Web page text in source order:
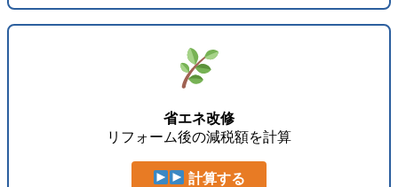
省エネ改修
リフォーム後の減税額を計算
計算する